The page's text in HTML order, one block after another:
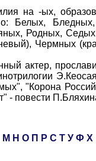
-ых,
Белых,
Родных,
Чермных
актер,
"Корона
- повести
М Н О П Р С Т У Ф Х